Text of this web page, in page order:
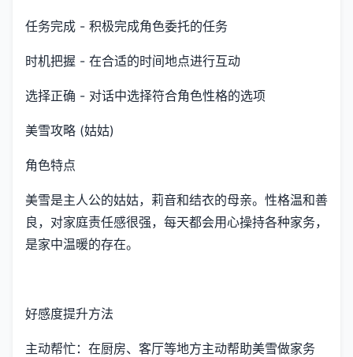
任务完成 - 积极完成角色委托的任务
时机把握 - 在合适的时间地点进行互动
选择正确 - 对话中选择符合角色性格的选项
美雪攻略 (姑姑)
角色特点
美雪是主人公的姑姑，莉音和结衣的母亲。性格温和善
良，对家庭责任感很强，每天都会用心操持各种家务，
是家中温暖的存在。
好感度提升方法
主动帮忙：在厨房、客厅等地方主动帮助美雪做家务